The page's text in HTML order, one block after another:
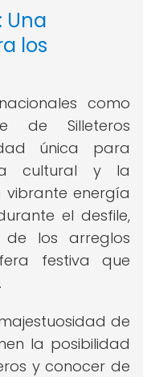
Una
los
como
de Silleteros
única para
cultural y la
vibrante energía
el desfile,
los arreglos
festiva que
de
la posibilidad
y conocer de